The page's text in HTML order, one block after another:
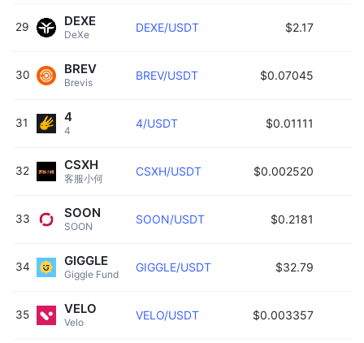
29
DeXe
DEXE DEXE/USDT $2.17
30
Brevis
BREV BREV/USDT $0.07045
31
4
4 4/USDT $0.01111
32
客服小何
CSXH CSXH/USDT $0.002520
33
SOON
SOON SOON/USDT $0.2181
34
Giggle Fund
GIGGLE GIGGLE/USDT $32.79
35
Velo
VELO VELO/USDT $0.003357